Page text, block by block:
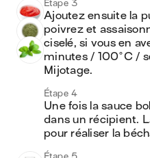
Étape 3
Ajoutez ensuite la
poivrez et
ciselé, si vous en
minutes / 100°C /
Mijotage.
Étape 4
Une fois la sauce
dans un récipient.
pour réaliser la